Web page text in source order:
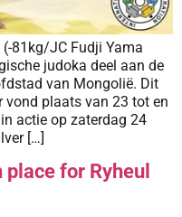
(-81kg/JC Fudji Yama
judoka deel aan de
van Mongolië. Dit
vond plaats van 23 tot en
actie op zaterdag 24
[…]
for Ryheul